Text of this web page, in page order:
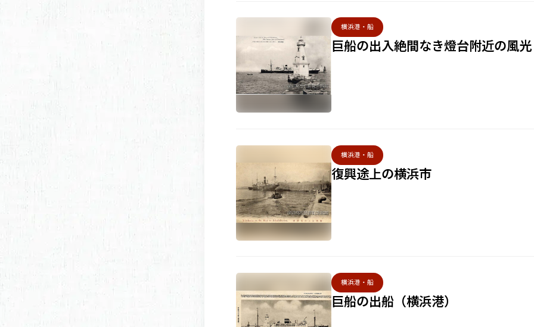
巨船の出入絶間なき燈台附近の風光
横浜港・船
復興途上の横浜市
横浜港・船
巨船の出船（横浜港）
横浜港・船